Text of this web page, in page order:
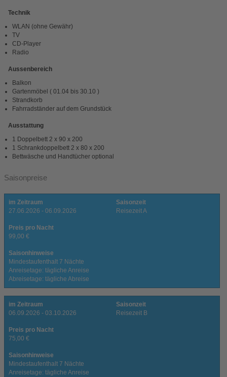
Technik
WLAN (ohne Gewähr)
TV
CD-Player
Radio
Aussenbereich
Balkon
Gartenmöbel ( 01.04 bis 30.10 )
Strandkorb
Fahrradständer auf dem Grundstück
Ausstattung
1 Doppelbett 2 x 90 x 200
1 Schrankdoppelbett 2 x 80 x 200
Bettwäsche und Handtücher optional
Saisonpreise
im Zeitraum
27.06.2026 - 06.09.2026
Saisonzeit
Reisezeit A
Preis pro Nacht
99,00 €
Saisonhinweise
Mindestaufenthalt 7 Nächte
Anreisetage: tägliche Anreise
Abreisetage: tägliche Abreise
im Zeitraum
06.09.2026 - 03.10.2026
Saisonzeit
Reisezeit B
Preis pro Nacht
75,00 €
Saisonhinweise
Mindestaufenthalt 7 Nächte
Anreisetage: tägliche Anreise